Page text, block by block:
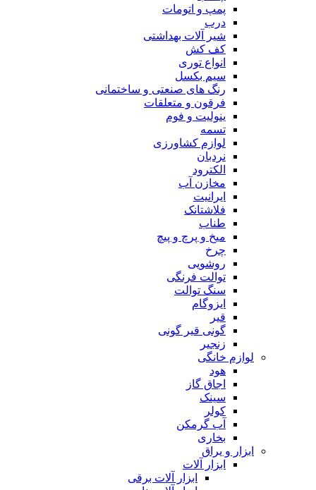
پمپ و اتومات
درب
شیر آلات بهداشتی
کف کش
انواع توری
سیم بکسل
رنگ های صنعتی و ساختمانی
فرقون و متعلقات
ینولیت و فوم
تسمه
لوازم کشاورزی
نردبان
الکترود
مخازن آب
ایرانیت
فلاشتانک
طناب
میخ و پرچ و پیچ
چرخ
روشویی
توالت فرنگی
سنگ توالت
ایزوگام
قیر
گونی قیر گونی
زنجیر
لوازم خانگی
هود
اجاق گاز
سینک
کولر
آب گرمکن
بخاری
ابزار و یراق
ابزار آلات
ابزار آلات برقی